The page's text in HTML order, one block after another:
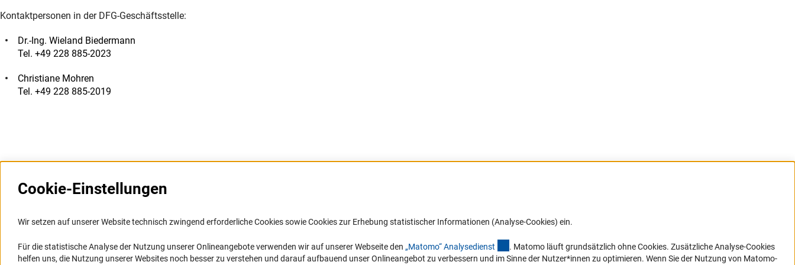
Kontaktpersonen in der DFG-Geschäftsstelle:
Dr.-Ing. Wieland Biedermann
Tel. +49 228 885-2023
Christiane Mohren
Tel. +49 228 885-2019
Informationssysteme
Portal Wissenschaftliche Integrität
GEPRIS
FAQ
mit Behinderungen
Erklärung zur Barrierefreiheit
in Ihr Mailpostfach oder schauen Sie sich
die Ausgaben online an.
Cookie-Einstellungen
Wir setzen auf unserer Website technisch zwingend erforderliche Cookies sowie Cookies zur Erhebung statistischer Informationen (Analyse-Cookies) ein.
Für die statistische Analyse der Nutzung unserer Onlineangebote verwenden wir auf unserer Webseite den „Matomo“ Analysedienst (externer Link)
. Matomo läuft grundsätzlich ohne Cookies. Zusätzliche Analyse-Cookies
helfen uns, die Nutzung unserer Websites noch besser zu verstehen und darauf aufbauend unser Onlineangebot zu verbessern und im Sinne der Nutzer*innen zu optimieren. Wenn Sie der Nutzung von Matomo-